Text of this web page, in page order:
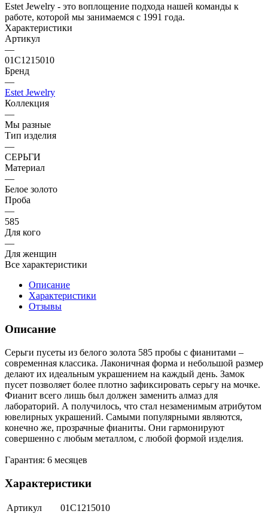
Estet Jewelry - это воплощение подхода нашей команды к
работе, которой мы занимаемся с 1991 года.
Характеристики
Артикул
—
01С1215010
Бренд
—
Estet Jewelry
Коллекция
—
Мы разные
Тип изделия
—
СЕРЬГИ
Материал
—
Белое золото
Проба
—
585
Для кого
—
Для женщин
Все характеристики
Описание
Характеристики
Отзывы
Описание
Серьги пусеты из белого золота 585 пробы с фианитами –
современная классика. Лаконичная форма и небольшой размер
делают их идеальным украшением на каждый день. Замок
пусет позволяет более плотно зафиксировать серьгу на мочке.
Фианит всего лишь был должен заменить алмаз для
лабораторий. А получилось, что стал незаменимым атрибутом
ювелирных украшений. Самыми популярными являются,
конечно же, прозрачные фианиты. Они гармонируют
совершенно с любым металлом, с любой формой изделия.
Гарантия: 6 месяцев
Характеристики
Артикул
01С1215010